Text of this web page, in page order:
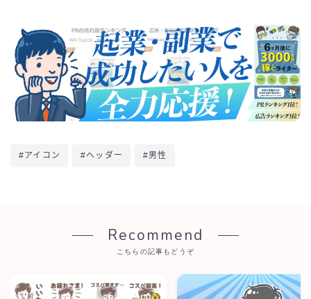
#アイコン #ヘッダー #男性
Recommend
こちらの記事もどうぞ